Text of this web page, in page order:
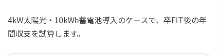
4kW太陽光・10kWh蓄電池導入のケースで、卒FIT後の年
間収支を試算します。